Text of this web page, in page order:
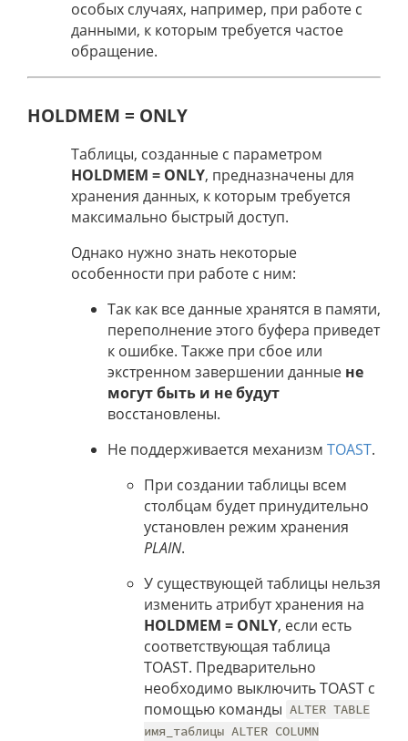
особых случаях, например, при работе с
данными, к которым требуется частое
обращение.
HOLDMEM = ONLY
Таблицы, созданные с параметром
HOLDMEM = ONLY, предназначены для
хранения данных, к которым требуется
максимально быстрый доступ.
Однако нужно знать некоторые
особенности при работе с ним:
Так как все данные хранятся в памяти,
переполнение этого буфера приведет
к ошибке. Также при сбое или
экстренном завершении данные не
могут быть и не будут
восстановлены.
Не поддерживается механизм TOAST.
При создании таблицы всем
столбцам будет принудительно
установлен режим хранения
PLAIN.
У существующей таблицы нельзя
изменить атрибут хранения на
HOLDMEM = ONLY, если есть
соответствующая таблица
TOAST. Предварительно
необходимо выключить TOAST с
помощью команды ALTER TABLE
имя_таблицы ALTER COLUMN